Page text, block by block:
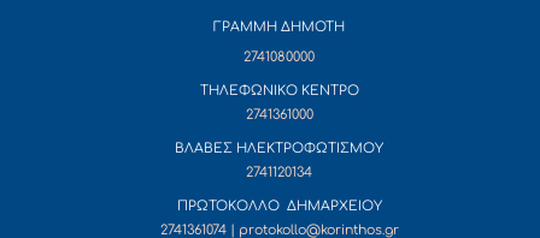
ΓΡΑΜΜΗ ΔΗΜΟΤΗ
2741080000
ΤΗΛΕΦΩΝΙΚΟ ΚΕΝΤΡΟ
2741361000
ΒΛΑΒΕΣ ΗΛΕΚΤΡΟΦΩΤΙΣΜΟΥ
2741120134
ΠΡΩΤΟΚΟΛΛΟ ΔΗΜΑΡΧΕΙΟΥ
2741361074 | protokollo@korinthos.gr